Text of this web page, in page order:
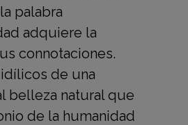
palabra
adquiere la
connotaciones.
de una
belleza natural que
de la humanidad